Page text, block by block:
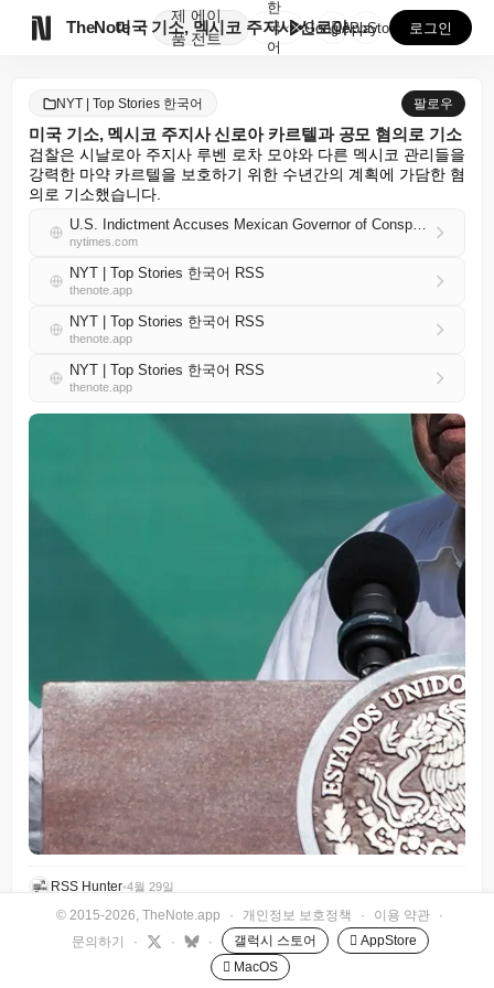
TheNote
제
품
에이
전트
미국 기소, 멕시코 주지사 신로아 카르텔과 공모 혐의로...
한
국
어
GooglePlay
AppStore 로그인
NYT | Top Stories 한국어 팔로우
미국 기소, 멕시코 주지사 신로아 카르텔과 공모 혐의로 기소
검찰은 시날로아 주지사 루벤 로차 모야와 다른 멕시코 관리들을
강력한 마약 카르텔을 보호하기 위한 수년간의 계획에 가담한 혐
의로 기소했습니다.
U.S. Indictment Accuses Mexican Governor of Conspiring With Sinaloa Cartel
nytimes.com
NYT | Top Stories 한국어 RSS
thenote.app
NYT | Top Stories 한국어 RSS
thenote.app
NYT | Top Stories 한국어 RSS
thenote.app
RSS Hunter•4월 29일
© 2015-2026, TheNote.app · 개인정보 보호정책 · 이용 약관
·
문의하기
· · · 갤럭시 스토어
 AppStore
 MacOS